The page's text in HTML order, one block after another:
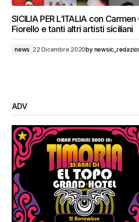
SICILIA PER L’ITALIA con Carmen
Fiorello e tanti altri artisti siciliani
news 22 Dicembre 2020by
ADV